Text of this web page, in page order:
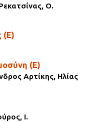
Ο.
(E)
(E)
Αρτίκης, Ηλίας
Ι.